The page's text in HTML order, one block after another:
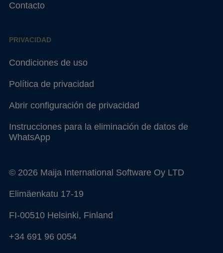
Contacto
PRIVACIDAD
Condiciones de uso
Política de privacidad
Abrir configuración de privacidad
Instrucciones para la eliminación de datos de
WhatsApp
© 2026 Maija International Software Oy LTD
Elimäenkatu 17-19
FI-00510 Helsinki, Finland
+34 691 96 0054